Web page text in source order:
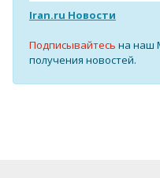
Iran.ru Новости
Подписывайтесь на наш
получения новостей.